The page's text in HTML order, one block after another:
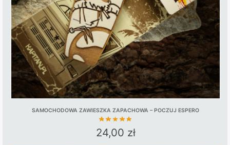
SAMOCHODOWA ZAWIESZKA ZAPACHOWA – POCZUJ ESPERO
24,00 zł